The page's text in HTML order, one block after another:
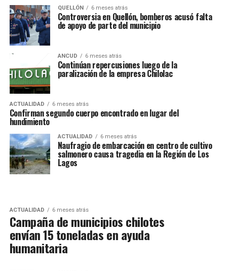
QUELLÓN 6 meses atrás
Controversia en Quellón, bomberos acusó falta
de apoyo de parte del municipio
ANCUD 6 meses atrás
Continúan repercusiones luego de la
paralización de la empresa Chilolac
ACTUALIDAD 6 meses atrás
Confirman segundo cuerpo encontrado en lugar del
hundimiento
ACTUALIDAD 6 meses atrás
Naufragio de embarcación en centro de cultivo
salmonero causa tragedia en la Región de Los
Lagos
ACTUALIDAD 6 meses atrás
Campaña de municipios chilotes
envían 15 toneladas en ayuda
humanitaria